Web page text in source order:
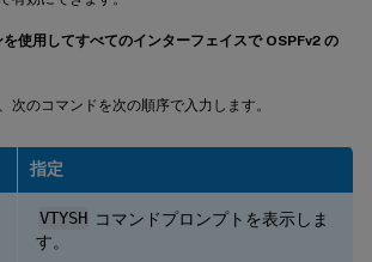
を使用してすべてのインターフェイスで OSPFv2 の
次のコマンドを次の順序で入力します。
指定
VTYSH
コマンドプロンプトを表示しま
す。